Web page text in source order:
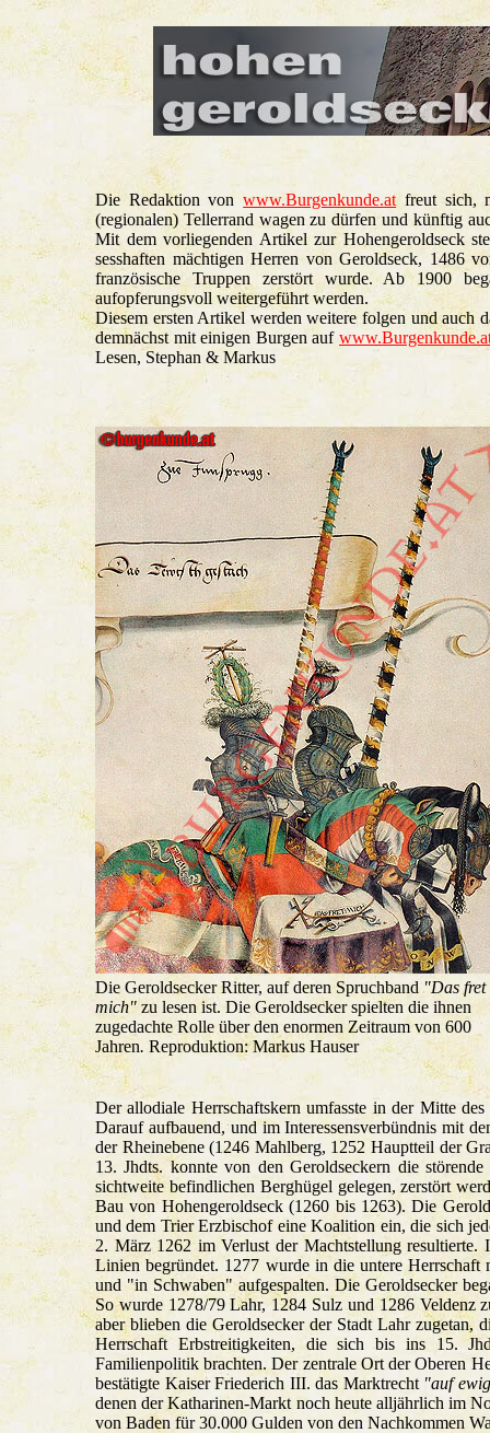
Die Redaktion vonwww.Burgenkunde.at freut sich,
(regionalen) Tellerrand wagen zu dürfen und künftig
Mit dem vorliegenden Artikel zur Hohengeroldseck
sesshaften mächtigen Herren von Geroldseck, 1486
französische Truppen zerstört wurde. Ab 1900
aufopferungsvoll weitergeführt werden.
Diesem ersten Artikel werden weitere folgen und auch
demnächst mit einigen Burgen auf
Lesen, Stephan & Markus
Die Geroldsecker Ritter, auf deren Spruchband "Das fret
mich" zu lesen ist. Die Geroldsecker spielten die ihnen
zugedachte Rolle über den enormen Zeitraum von 600
Jahren. Reproduktion: Markus Hauser
Der allodiale Herrschaftskern umfasste in der Mitte
Darauf aufbauend, und im Interessensverbündnis mit
der Rheinebene (1246 Mahlberg, 1252 Hauptteil der
13. Jhdts. konnte von den Geroldseckern die
sichtweite befindlichen Berghügel gelegen, zerstört
Bau von Hohengeroldseck (1260 bis 1263). Die
und dem Trier Erzbischof eine Koalition ein, die sich
2. März 1262 im Verlust der Machtstellung
Linien begründet. 1277 wurde in die untere
und "in Schwaben" aufgespalten. Die Geroldsecker
So wurde 1278/79 Lahr, 1284 Sulz und 1286 Veldenz
aber blieben die Geroldsecker der Stadt Lahr zugetan,
Herrschaft Erbstreitigkeiten, die sich bis ins 15.
Familienpolitik brachten. Der zentrale Ort der Oberen
bestätigte Kaiser Friederich III. das Marktrecht "auf
denen der Katharinen-Markt noch heute alljährlich im
von Baden für 30.000 Gulden von den Nachkommen